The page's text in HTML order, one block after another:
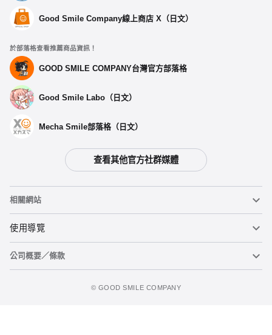
【再販】 PLAMATEA 甜心戰士 - 預定於2026年11月發售
開放預購中
PLAMATEA 甜心戰士 -預定於 2026年03月發售
Good Smile Company線上商店 X（日文）
於部落格查看推薦商品資訊！
GOOD SMILE COMPANY台灣官方部落格
Good Smile Labo（日文）
Mecha Smile部落格（日文）
查看其他官方社群媒體
相關網站
黏土人
黏土人臉部製造機（英文）
使用導覽
重要公告
公司概要／條款
©️ GOOD SMILE COMPANY